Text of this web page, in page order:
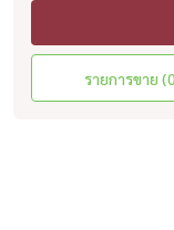
รายการขาย